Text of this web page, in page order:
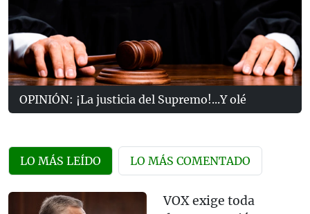
OPINIÓN: ¡La justicia del Supremo!...Y olé
LO MÁS LEÍDO LO MÁS COMENTADO
VOX exige toda